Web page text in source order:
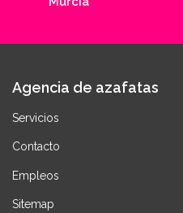
Agencia de azafatas
Servicios
Contacto
Empleos
Sitemap